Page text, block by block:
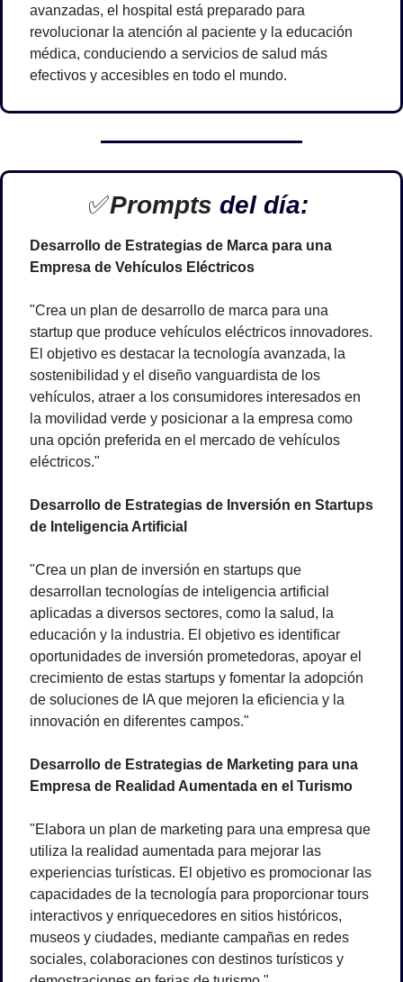
avanzadas, el hospital está preparado para
revolucionar la atención al paciente y la educación
médica, conduciendo a servicios de salud más
efectivos y accesibles en todo el mundo.
✅Prompts del día:
Desarrollo de Estrategias de Marca para una
Empresa de Vehículos Eléctricos
"Crea un plan de desarrollo de marca para una
startup que produce vehículos eléctricos innovadores.
El objetivo es destacar la tecnología avanzada, la
sostenibilidad y el diseño vanguardista de los
vehículos, atraer a los consumidores interesados en
la movilidad verde y posicionar a la empresa como
una opción preferida en el mercado de vehículos
eléctricos."
Desarrollo de Estrategias de Inversión en Startups
de Inteligencia Artificial
"Crea un plan de inversión en startups que
desarrollan tecnologías de inteligencia artificial
aplicadas a diversos sectores, como la salud, la
educación y la industria. El objetivo es identificar
oportunidades de inversión prometedoras, apoyar el
crecimiento de estas startups y fomentar la adopción
de soluciones de IA que mejoren la eficiencia y la
innovación en diferentes campos."
Desarrollo de Estrategias de Marketing para una
Empresa de Realidad Aumentada en el Turismo
"Elabora un plan de marketing para una empresa que
utiliza la realidad aumentada para mejorar las
experiencias turísticas. El objetivo es promocionar las
capacidades de la tecnología para proporcionar tours
interactivos y enriquecedores en sitios históricos,
museos y ciudades, mediante campañas en redes
sociales, colaboraciones con destinos turísticos y